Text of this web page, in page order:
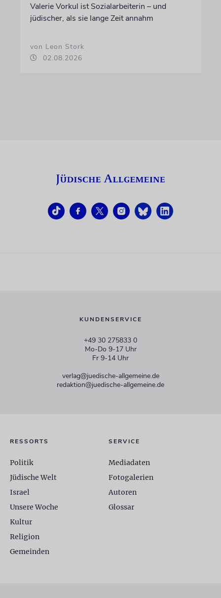
Valerie Vorkul ist Sozialarbeiterin – und
jüdischer, als sie lange Zeit annahm
von Leon Stork
02.08.2026
KUNDENSERVICE
+49 30 275833 0
Mo-Do 9-17 Uhr
Fr 9-14 Uhr
verlag@juedische-allgemeine.de
redaktion@juedische-allgemeine.de
RESSORTS
Politik
Jüdische Welt
Israel
Unsere Woche
Kultur
Religion
Gemeinden
SERVICE
Mediadaten
Fotogalerien
Autoren
Glossar